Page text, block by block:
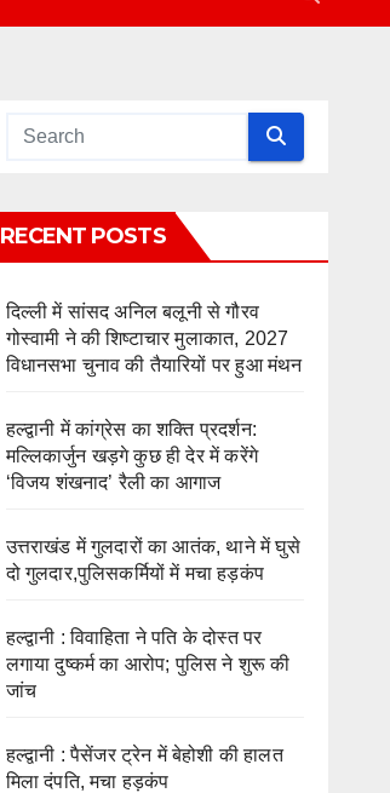
RECENT POSTS
दिल्ली में सांसद अनिल बलूनी से गौरव
गोस्वामी ने की शिष्टाचार मुलाकात, 2027
विधानसभा चुनाव की तैयारियों पर हुआ मंथन
हल्द्वानी में कांग्रेस का शक्ति प्रदर्शन:
मल्लिकार्जुन खड़गे कुछ ही देर में करेंगे
‘विजय शंखनाद’ रैली का आगाज
उत्तराखंड में गुलदारों का आतंक, थाने में घुसे
दो गुलदार,पुलिसकर्मियों में मचा हड़कंप
हल्द्वानी : विवाहिता ने पति के दोस्त पर
लगाया दुष्कर्म का आरोप; पुलिस ने शुरू की
जांच
हल्द्वानी : पैसेंजर ट्रेन में बेहोशी की हालत
मिला दंपति, मचा हड़कंप